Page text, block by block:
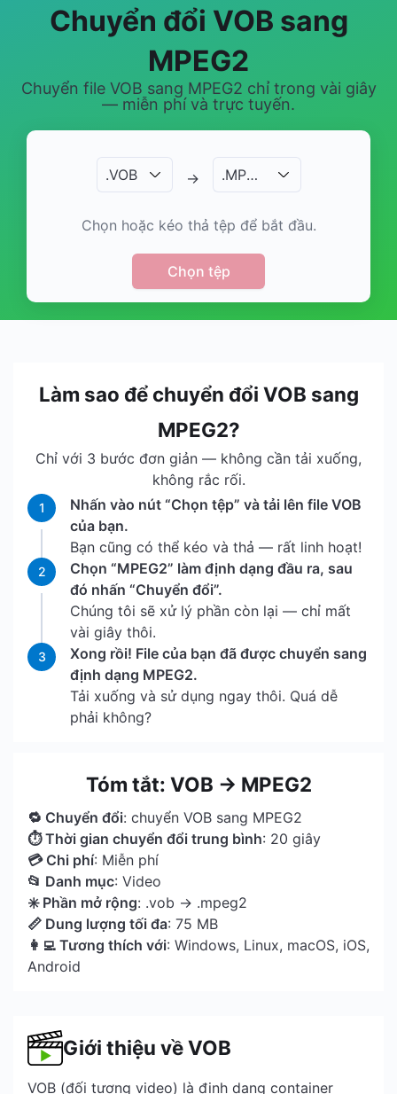
Chuyển đổi VOB sang
MPEG2
Chuyển file VOB sang MPEG2 chỉ trong vài giây
— miễn phí và trực tuyến.
.VOB → .MPEG2
Chọn hoặc kéo thả tệp để bắt đầu.
Chọn tệp
Làm sao để chuyển đổi VOB sang
MPEG2?
Chỉ với 3 bước đơn giản — không cần tải xuống,
không rắc rối.
1
Nhấn vào nút “Chọn tệp” và tải lên file VOB
của bạn.
Bạn cũng có thể kéo và thả — rất linh hoạt!
2
Chọn “MPEG2” làm định dạng đầu ra, sau
đó nhấn “Chuyển đổi”.
Chúng tôi sẽ xử lý phần còn lại — chỉ mất
vài giây thôi.
3
Xong rồi! File của bạn đã được chuyển sang
định dạng MPEG2.
Tải xuống và sử dụng ngay thôi. Quá dễ
phải không?
Tóm tắt: VOB → MPEG2
🔁 Chuyển đổi: chuyển VOB sang MPEG2
⏱ Thời gian chuyển đổi trung bình: 20 giây
💳 Chi phí: Miễn phí
📂 Danh mục: Video
✳️ Phần mở rộng: .vob → .mpeg2
📏 Dung lượng tối đa: 75 MB
👩‍💻 Tương thích với: Windows, Linux, macOS, iOS,
Android
Giới thiệu về VOB
VOB (đối tượng video) là định dạng container